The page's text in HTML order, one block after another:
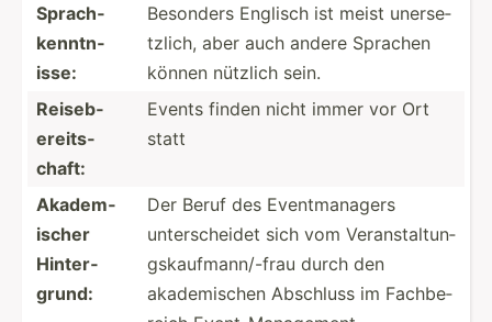
Sprach­
ken­ntn­
isse:
Besonders Englisch ist meist unerse­
tzlich, aber auch andere Sprachen
können nützlich sein.
Reiseb­
ere­its­
chaft:
Events finden nicht immer vor Ort
statt
Akadem­
ischer
Hinter­
grund:
Der Beruf des Eventm­anagers
unters­cheidet sich vom Verans­tal­tun­
gsk­auf­man­n/-frau durch den
akadem­ischen Abschluss im Fachbe­